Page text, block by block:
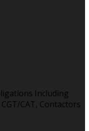
Including
CAT, Contactors